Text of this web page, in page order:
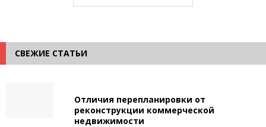
СВЕЖИЕ СТАТЬИ
Отличия перепланировки от
реконструкции коммерческой
недвижимости